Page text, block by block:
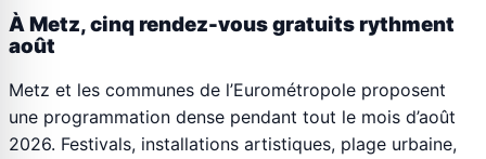
À Metz, cinq rendez-vous gratuits rythment
août
Metz et les communes de l’Eurométropole proposent
une programmation dense pendant tout le mois d’août
2026. Festivals, installations artistiques, plage urbaine,